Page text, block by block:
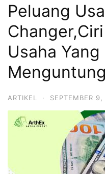
Peluang
Usaha Yang
ARTIKEL · SEPTEMBER